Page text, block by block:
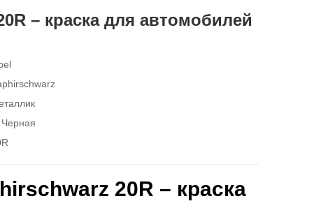
– краска для автомобилей
Черная
20R – краска